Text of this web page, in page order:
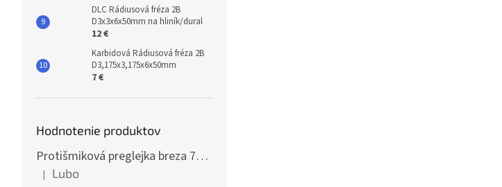
DLC Rádiusová fréza 2B
D3x3x6x50mm na hliník/dural
12 €
Karbidová Rádiusová fréza 2B
D3,175x3,175x6x50mm
7 €
Hodnotenie produktov
Protišmiková preglejka breza 70x125cm, hrúbka 30mm
Hodnotenie produktu je 5 z 5 hviezdičiek.
| Lubo